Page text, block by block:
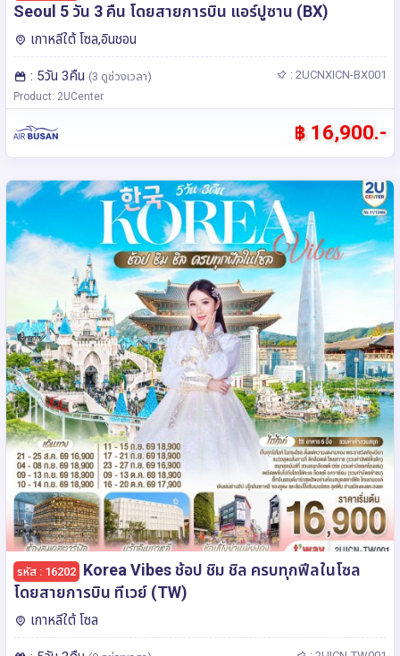
Seoul 5 วัน 3 คืน โดยสายการบิน แอร์ปูซาน (BX)
เกาหลีใต้ โซล,อินชอน
: 5วัน 3คืน (3 ดูช่วงเวลา) : 2UCNXICN-BX001
Product: 2UCenter
฿ 16,900.-
รหัส : 16202 Korea Vibes ช้อป ชิม ชิล ครบทุกฟีลในโซล
โดยสายการบิน ทีเวย์ (TW)
เกาหลีใต้ โซล